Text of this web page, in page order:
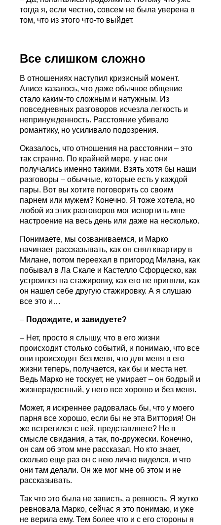
тогда я, если честно, совсем не была уверена в
том, что из этого что-то выйдет.
Все слишком сложно
В отношениях наступил кризисный момент.
Алисе казалось, что даже обычное общение
стало каким-то сложным и натужным. Из
повседневных разговоров исчезла легкость и
непринужденность. Расстояние убивало
романтику, но усиливало подозрения.
Оказалось, что отношения на расстоянии – это
так странно. По крайней мере, у нас они
получались именно такими. Взять хотя бы наши
разговоры – обычные, которые есть у каждой
пары. Вот вы хотите поговорить со своим
парнем или мужем? Конечно. Я тоже хотела, но
любой из этих разговоров мог испортить мне
настроение на весь день или даже на несколько.
Понимаете, мы созваниваемся, и Марко
начинает рассказывать, как он снял квартиру в
Милане, потом переехал в пригород Милана, как
побывал в Ла Скале и Кастелло Сфорцеско, как
устроился на стажировку, как его не приняли, как
он нашел себе другую стажировку. А я слушаю
все это и…
– Подождите, и завидуете?
– Нет, просто я слышу, что в его жизни
происходит столько событий, и понимаю, что все
они происходят без меня, что для меня в его
жизни теперь, получается, как бы и места нет.
Ведь Марко не тоскует, не умирает – он бодрый и
жизнерадостный, у него все хорошо и без меня.
Может, я искреннее радовалась бы, что у моего
парня все хорошо, если бы не эта Виттория! Он
же встретился с ней, представляете? Не в
смысле свидания, а так, по-дружески. Конечно,
он сам об этом мне рассказал. Но кто знает,
сколько еще раз он с нею лично виделся, и что
они там делали. Он же мог мне об этом и не
рассказывать.
Так что это была не зависть, а ревность. Я жутко
ревновала Марко, сейчас я это понимаю, и уже
не верила ему. Тем более что и с его стороны я